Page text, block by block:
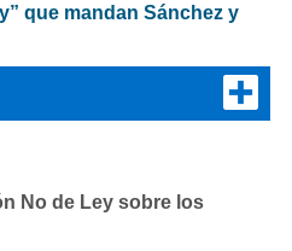
que mandan Sánchez y
No de Ley sobre los